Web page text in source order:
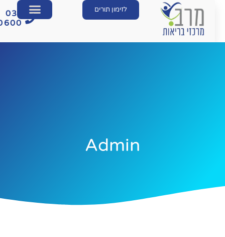
לזימון תורים
03-
Admin